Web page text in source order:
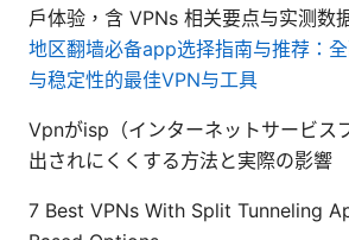
户体验，含 VPNs 相关要点与实测数
地区翻墙必备app选择指南与推荐：
与稳定性的最佳VPN与工具
Vpnがisp（インターネットサービス
出されにくくする方法と実際の影響
7 Best VPNs With Split Tunneling